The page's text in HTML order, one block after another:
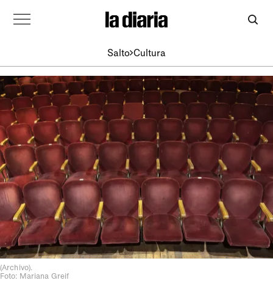
Salto Cultura
(Archivo).
Foto: Mariana Greif